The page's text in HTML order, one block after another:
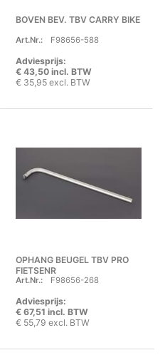
BOVEN BEV. TBV CARRY BIKE
Art.Nr.: F98656-588
Adviesprijs:
€ 43,50 incl. BTW
€ 35,95 excl. BTW
OPHANG BEUGEL TBV PRO
FIETSENR
Art.Nr.: F98656-268
Adviesprijs:
€ 67,51 incl. BTW
€ 55,79 excl. BTW